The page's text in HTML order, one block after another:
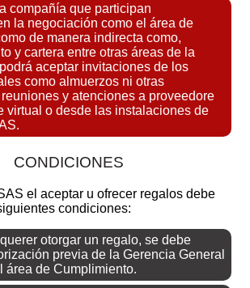
compañía que participan
la negociación como el área de
de manera indirecta como,
y cartera entre otras áreas de la
aceptar invitaciones de los
como almuerzos ni otras
y atenciones a proveedore
virtual o desde las instalaciones de
CONDICIONES
el aceptar u ofrecer regalos debe
condiciones:
otorgar un regalo, se debe
previa de la Gerencia General
área de Cumplimiento.